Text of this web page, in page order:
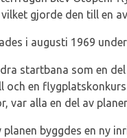
gjorde den till en
i augusti 1969
startbana som en
och en
var alla en del av
planen byggdes en ny